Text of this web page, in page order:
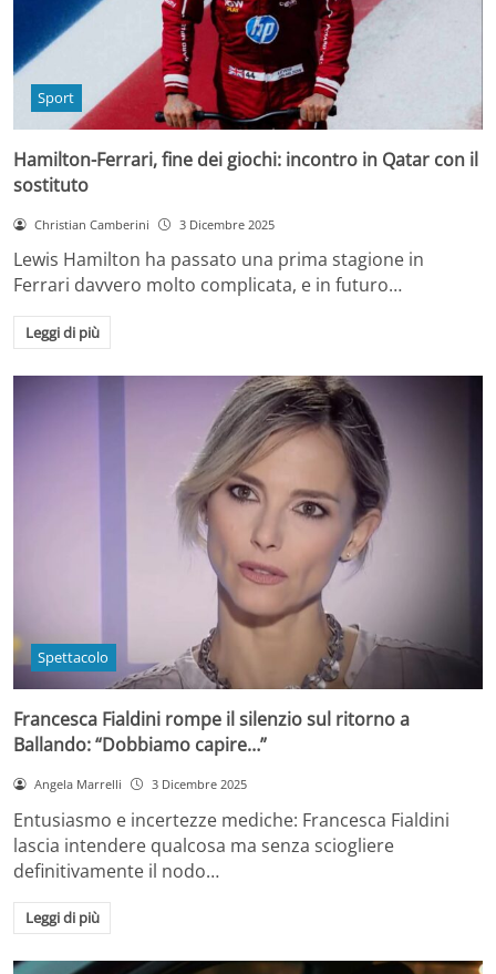
Sport
Hamilton-Ferrari, fine dei giochi: incontro in Qatar con il
sostituto
Christian Camberini 3 Dicembre 2025
Lewis Hamilton ha passato una prima stagione in
Ferrari davvero molto complicata, e in futuro…
Leggi di più
Spettacolo
Francesca Fialdini rompe il silenzio sul ritorno a
Ballando: “Dobbiamo capire…”
Angela Marrelli 3 Dicembre 2025
Entusiasmo e incertezze mediche: Francesca Fialdini
lascia intendere qualcosa ma senza sciogliere
definitivamente il nodo…
Leggi di più